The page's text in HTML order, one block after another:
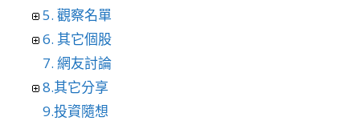
5. 觀察名單
6. 其它個股
7. 網友討論
8.其它分享
9.投資隨想